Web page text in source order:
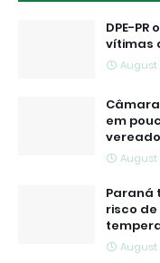
DPE-
vítimas
August
em
August
Paraná
risco
August